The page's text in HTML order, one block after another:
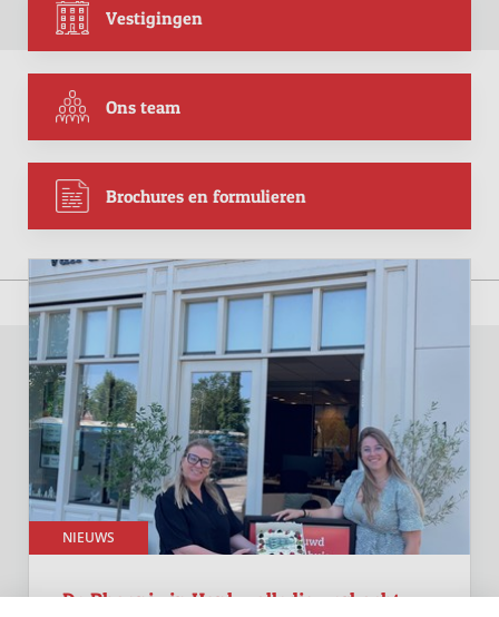
Vestigingen
Ons team
Brochures en formulieren
Recente berichten
NIEUWS
De Phoenix in Hank volledig verkocht